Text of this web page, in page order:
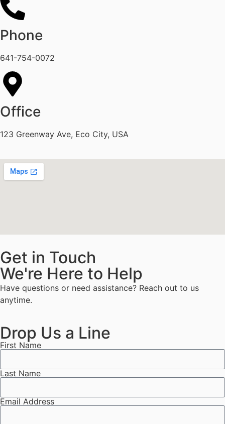
Phone
641-754-0072
Office
123 Greenway Ave, Eco City, USA
Get in Touch
We're Here to Help
Have questions or need assistance? Reach out to us
anytime.
Drop Us a Line
First Name
Last Name
Email Address